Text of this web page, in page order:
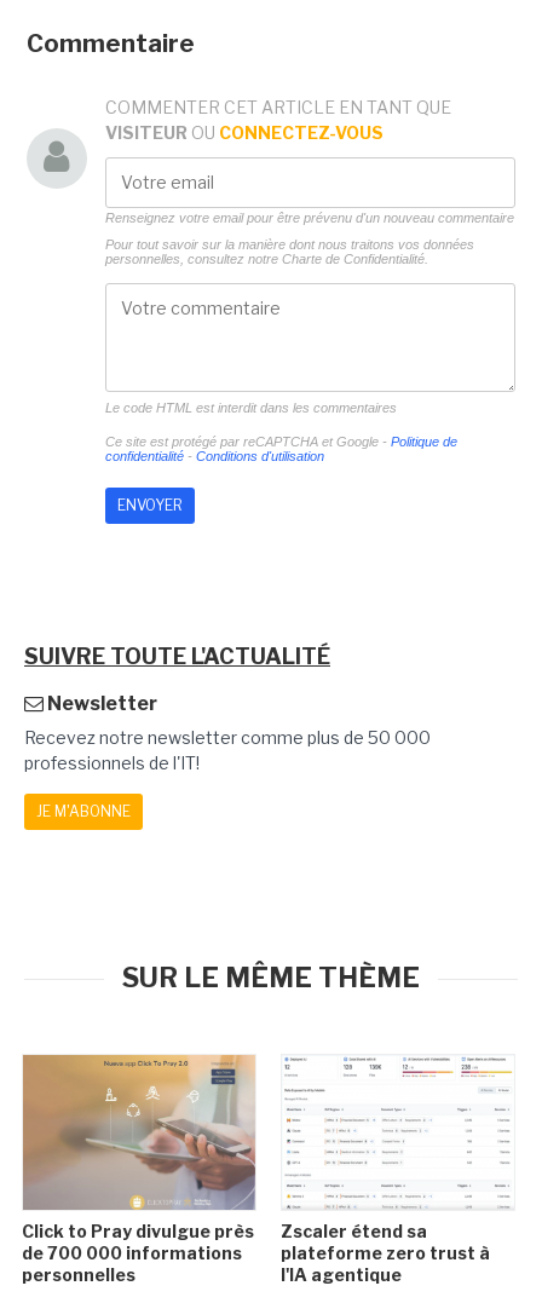
Commentaire
COMMENTER CET ARTICLE EN TANT QUE
VISITEUR OU CONNECTEZ-VOUS
Renseignez votre email pour être prévenu d'un nouveau commentaire
Pour tout savoir sur la manière dont nous traitons vos données
personnelles, consultez notre Charte de Confidentialité.
Le code HTML est interdit dans les commentaires
Ce site est protégé par reCAPTCHA et Google - Politique de
confidentialité- Conditions d'utilisation
SUIVRE TOUTE L'ACTUALITÉ
Newsletter
Recevez notre newsletter comme plus de 50 000
professionnels de l'IT!
JE M'ABONNE
SUR LE MÊME THÈME
Click to Pray divulgue près
de 700 000 informations
personnelles
Zscaler étend sa
plateforme zero trust à
l'IA agentique